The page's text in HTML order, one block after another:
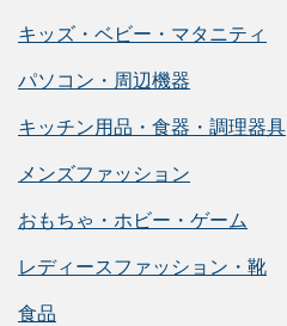
キッズ・ベビー・マタニティ
パソコン・周辺機器
キッチン用品・食器・調理器具
メンズファッション
おもちゃ・ホビー・ゲーム
レディースファッション・靴
食品